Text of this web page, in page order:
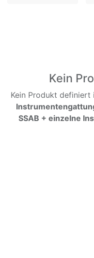
Kein
Kein Produkt definiert
SSAB + einzelne